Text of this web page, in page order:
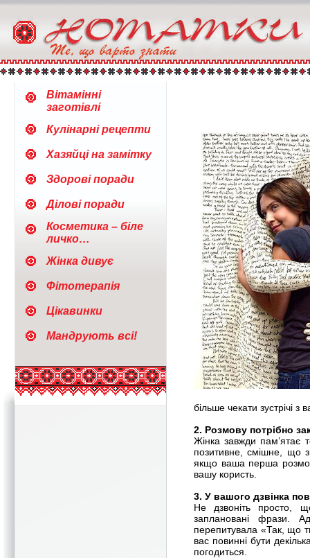
Вітамінні
заготівлі
Кулінарні рецепти
Хазяйці на замітку
Здорові поради
Ділові поради
Косметика – біле
личко…
Жінка дивує
Фітотерапія
Цікавинки
Мандрують всі!
більше чекати зустрічі з
2. Розмову потрібно
Жінка завжди пам’ятає
позитивне, смішне, що
якщо ваша перша
вашу користь.
3. У вашого дзвінка
Не дзвоніть просто,
заплановані фрази.
перепитувала «Так, що
вас повинні бути
погодиться.